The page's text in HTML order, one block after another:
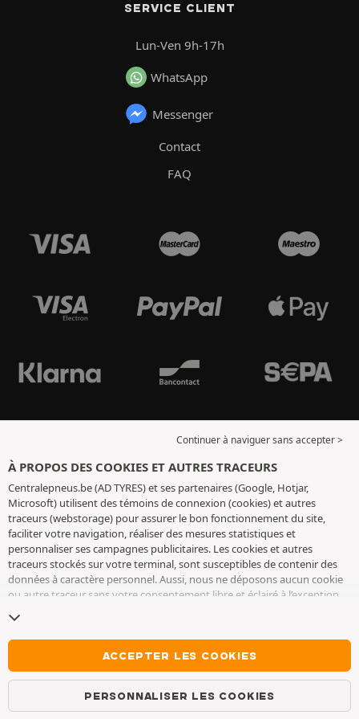
SERVICE CLIENT
Lun-Ven 9h-17h
WhatsApp
Messenger
Contact
FAQ
Continuer à naviguer sans accepter >
À PROPOS DES COOKIES ET AUTRES TRACEURS
Centralepneus.be (AD TYRES) et ses partenaires (Google, Hotjar,
Microsoft) utilisent des témoins de connexion (cookies) et autres
traceurs (webstorage) pour assurer le bon fonctionnement du site,
faciliter votre navigation, réaliser des mesures statistiques et
personnaliser ses campagnes publicitaires. Les cookies et autres
traceurs stockés sur votre terminal, sont susceptibles de contenir des
données à caractère personnel. Aussi, nous ne déposons aucun cookie
ou autre traceur sans votre consentement libre et éclairé à l’exception
conservons votre choix pendant 6 mois. Vous pouvez retirer votre
consentement à tout moment en vous rendant sur lapage cookies et
. Vous pouvez choisir de continuer à naviguer sans
accepter le dépôt de cookies ou autres traceurs. Le refus ne fait pas
obstacle à l’accès aux services AD TYRES. Pour plus d’informations, nous
vous invitons à consulterla page cookies et autres traceurs
ACCEPTER LES COOKIES
PERSONNALISER LES COOKIES